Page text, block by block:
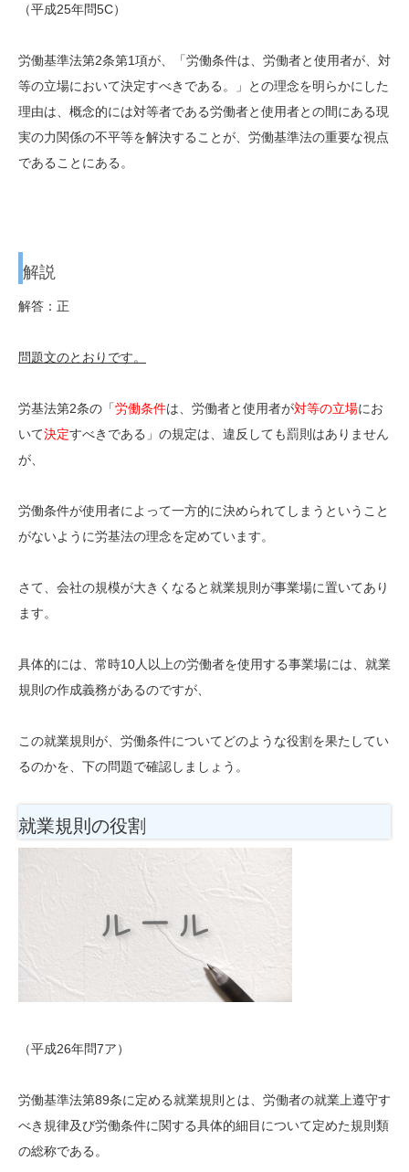
（平成25年問5C）
労働基準法第2条第1項が、「労働条件は、労働者と使用者が、対
等の立場において決定すべきである。」との理念を明らかにした
理由は、概念的には対等者である労働者と使用者との間にある現
実の力関係の不平等を解決することが、労働基準法の重要な視点
であることにある。
解説
解答：正
問題文のとおりです。
労基法第2条の「労働条件は、労働者と使用者が対等の立場にお
いて決定すべきである」の規定は、違反しても罰則はありません
が、
労働条件が使用者によって一方的に決められてしまうということ
がないように労基法の理念を定めています。
さて、会社の規模が大きくなると就業規則が事業場に置いてあり
ます。
具体的には、常時10人以上の労働者を使用する事業場には、就業
規則の作成義務があるのですが、
この就業規則が、労働条件についてどのような役割を果たしてい
るのかを、下の問題で確認しましょう。
就業規則の役割
（平成26年問7ア）
労働基準法第89条に定める就業規則とは、労働者の就業上遵守す
べき規律及び労働条件に関する具体的細目について定めた規則類
の総称である。